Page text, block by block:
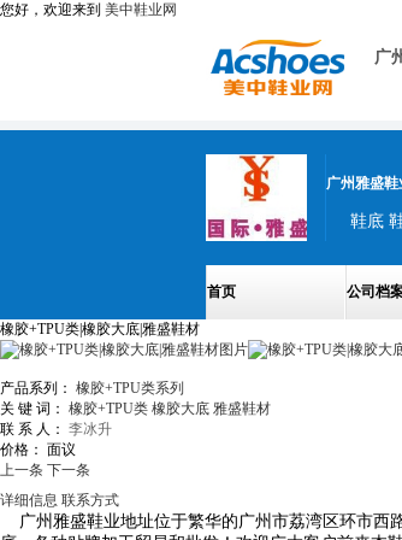
您好，欢迎来到 美中鞋业网
广
广州雅盛鞋
鞋底
首页 公司档
橡胶+TPU类|橡胶大底|雅盛鞋材
产品系列： 橡胶+TPU类系列
关 键 词： 橡胶+TPU类 橡胶大底 雅盛鞋材
联 系 人： 李冰升
价格： 面议
上一条 下一条
详细信息 联系方式
广州雅盛鞋业地址位于繁华的广州市荔湾区环市西